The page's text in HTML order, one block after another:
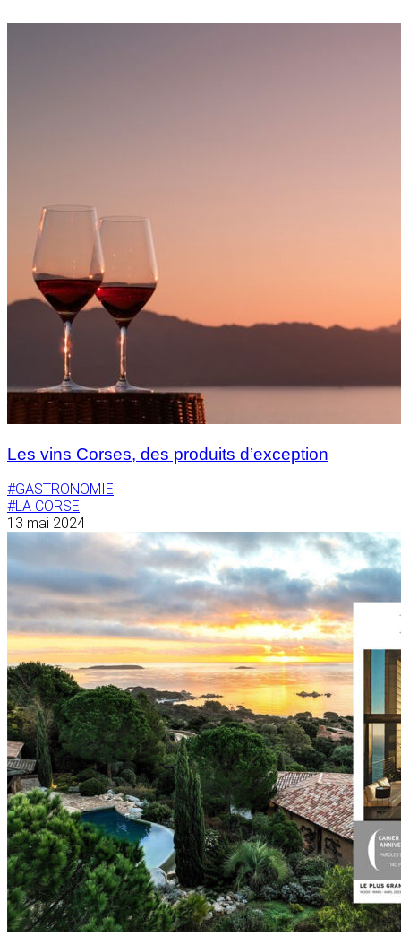
Les vins Corses, des produits d’exception
#GASTRONOMIE
#LA CORSE
13 mai 2024